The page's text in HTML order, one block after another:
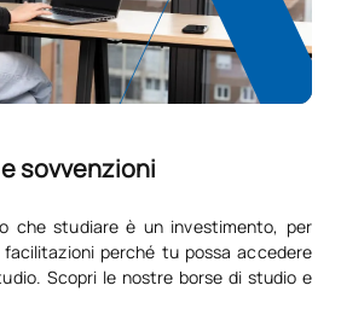
sovvenzioni
che studiare è un investimento, per
perché tu possa accedere
Scopri le nostre borse di studio e